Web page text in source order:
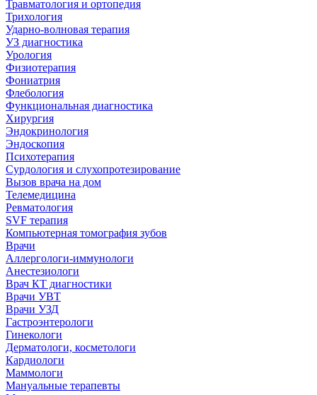
Травматология и ортопедия
Трихология
Ударно-волновая терапия
УЗ диагностика
Урология
Физиотерапия
Фониатрия
Флебология
Функциональная диагностика
Хирургия
Эндокринология
Эндоскопия
Психотерапия
Сурдология и слухопротезирование
Вызов врача на дом
Телемедицина
Ревматология
SVF терапия
Компьютерная томография зубов
Врачи
Аллергологи-иммунологи
Анестезиологи
Врач КТ диагностики
Врачи УВТ
Врачи УЗД
Гастроэнтерологи
Гинекологи
Дерматологи, косметологи
Кардиологи
Маммологи
Мануальные терапевты